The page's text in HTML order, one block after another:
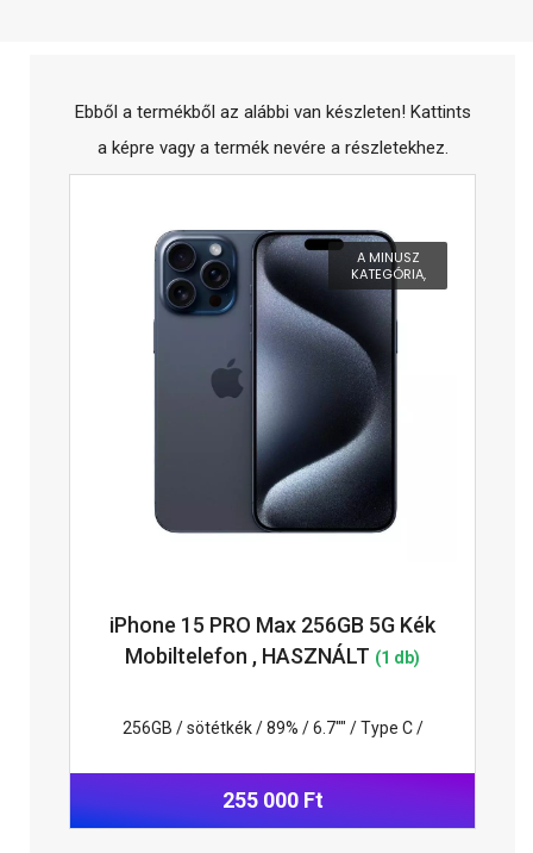
Ebből a termékből az alábbi van készleten! Kattints
a képre vagy a termék nevére a részletekhez.
A MINUSZ
KATEGÓRIA,
iPhone 15 PRO Max 256GB 5G Kék
Mobiltelefon , HASZNÁLT (1 db)
256GB / sötétkék / 89% / 6.7"" / Type C /
255 000 Ft